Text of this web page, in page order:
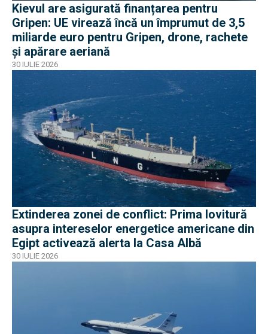
Kievul are asigurată finanțarea pentru
Gripen: UE virează încă un împrumut de 3,5
miliarde euro pentru Gripen, drone, rachete
și apărare aeriană
30 IULIE 2026
Extinderea zonei de conflict: Prima lovitură
asupra intereselor energetice americane din
Egipt activează alerta la Casa Albă
30 IULIE 2026